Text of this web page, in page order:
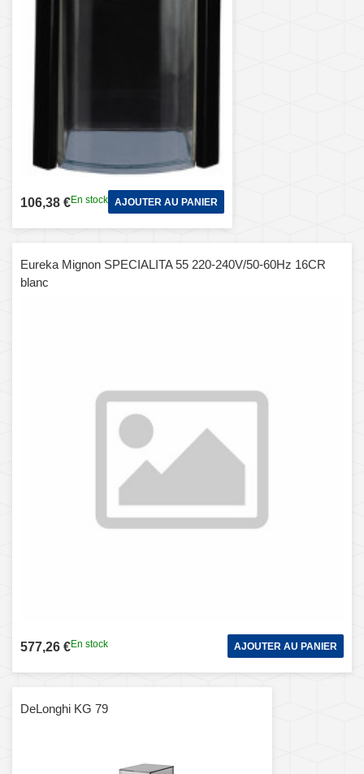
106,38 €En stock AJOUTER AU PANIER
Eureka Mignon SPECIALITA 55 220-240V/50-60Hz 16CR
blanc
577,26 €En stock AJOUTER AU PANIER
DeLonghi KG 79